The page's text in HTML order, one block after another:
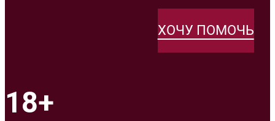
ХОЧУ ПОМОЧЬ
18+